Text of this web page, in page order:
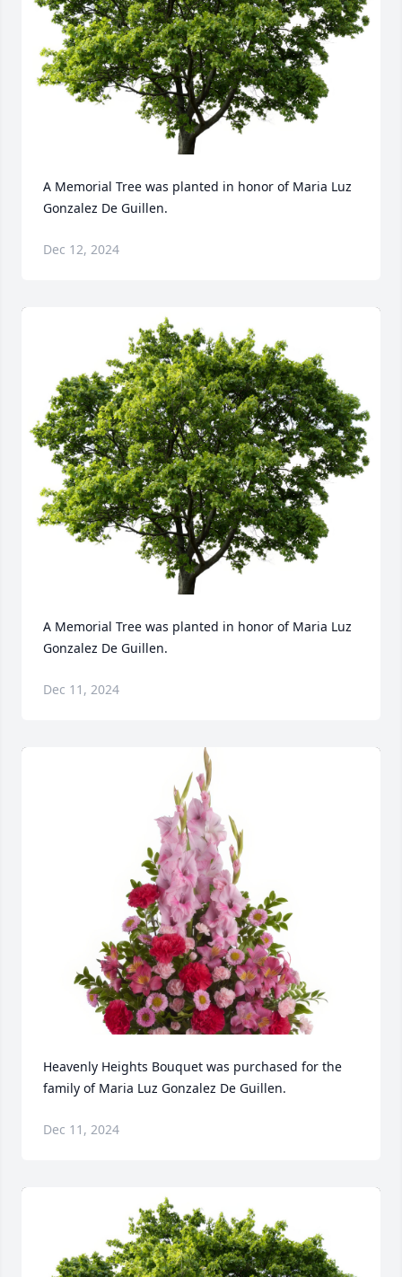
A Memorial Tree was planted in honor of Maria Luz
Gonzalez De Guillen.
Dec 12, 2024
A Memorial Tree was planted in honor of Maria Luz
Gonzalez De Guillen.
Dec 11, 2024
Heavenly Heights Bouquet was purchased for the
family of Maria Luz Gonzalez De Guillen.
Dec 11, 2024